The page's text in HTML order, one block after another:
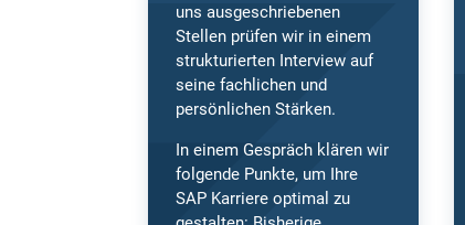
uns ausgeschriebenen
Stellen prüfen wir in einem
strukturierten Interview auf
seine fachlichen und
persönlichen Stärken.
In einem Gespräch klären wir
folgende Punkte, um Ihre
SAP Karriere optimal zu